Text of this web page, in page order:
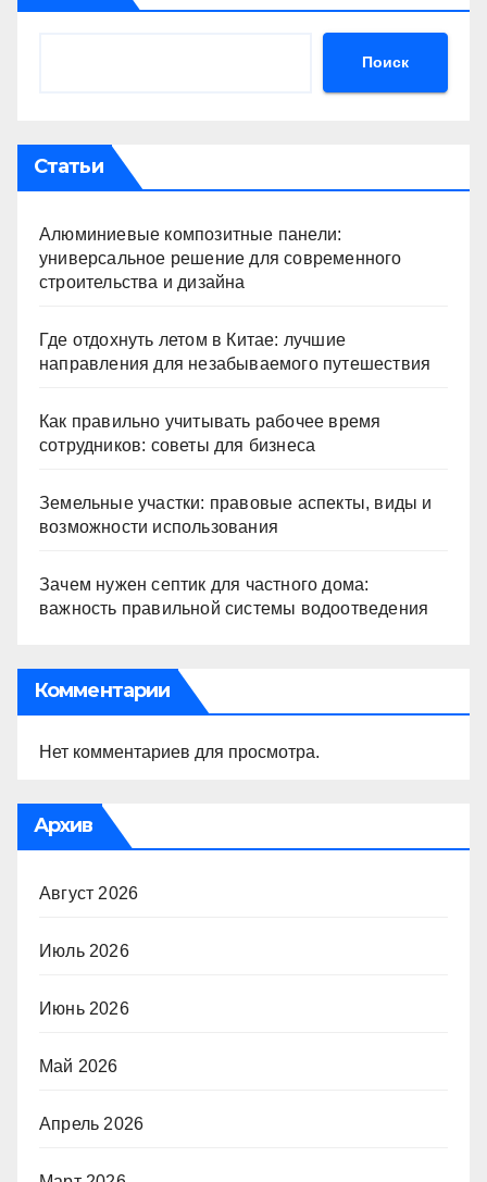
Поиск
Статьи
Алюминиевые композитные панели:
универсальное решение для современного
строительства и дизайна
Где отдохнуть летом в Китае: лучшие
направления для незабываемого путешествия
Как правильно учитывать рабочее время
сотрудников: советы для бизнеса
Земельные участки: правовые аспекты, виды и
возможности использования
Зачем нужен септик для частного дома:
важность правильной системы водоотведения
Комментарии
Нет комментариев для просмотра.
Архив
Август 2026
Июль 2026
Июнь 2026
Май 2026
Апрель 2026